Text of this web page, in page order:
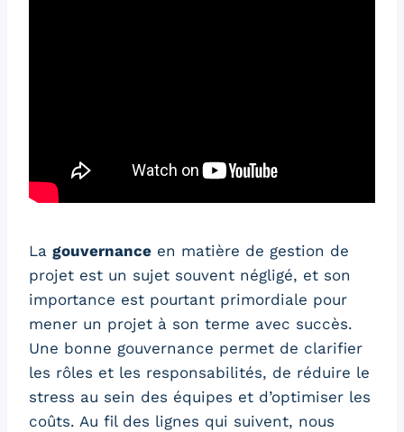
La gouvernance en matière de gestion de
projet est un sujet souvent négligé, et son
importance est pourtant primordiale pour
mener un projet à son terme avec succès.
Une bonne gouvernance permet de clarifier
les rôles et les responsabilités, de réduire le
stress au sein des équipes et d’optimiser les
coûts. Au fil des lignes qui suivent, nous